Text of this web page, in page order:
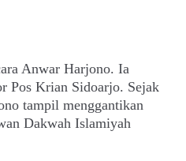
Anwar Harjono. Ia
Pos Krian Sidoarjo. Sejak
tampil menggantikan
Dakwah Islamiyah